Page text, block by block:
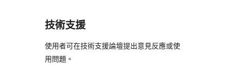
論
評
論
用
者
評
論
使
者
評
技術支援
使用者可在技術支援論壇提出意見反應或使
用問題。